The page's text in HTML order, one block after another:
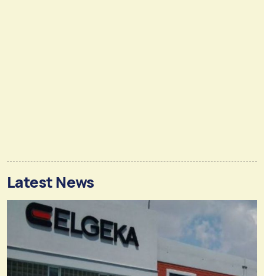
Latest News